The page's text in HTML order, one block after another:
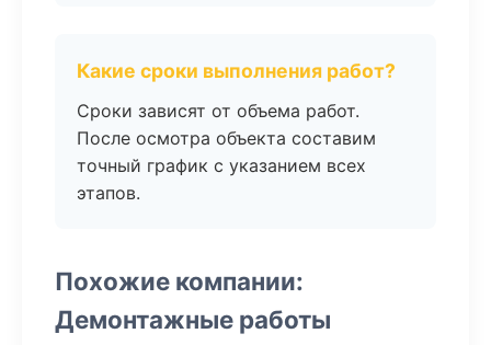
Какие сроки выполнения работ?
Сроки зависят от объема работ.
После осмотра объекта составим
точный график с указанием всех
этапов.
Похожие компании:
Демонтажные работы